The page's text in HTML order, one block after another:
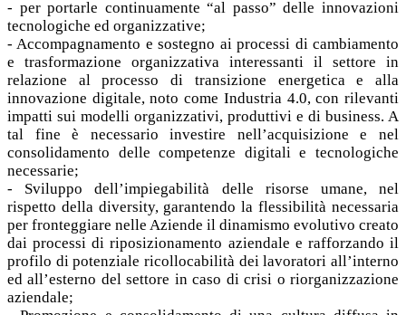
- per portarle continuamente “al passo” delle innovazioni
tecnologiche ed organizzative;
- Accompagnamento e sostegno ai processi di cambiamento
e trasformazione organizzativa interessanti il settore in
relazione al processo di transizione energetica e alla
innovazione digitale, noto come Industria 4.0, con rilevanti
impatti sui modelli organizzativi, produttivi e di business. A
tal fine è necessario investire nell’acquisizione e nel
consolidamento delle competenze digitali e tecnologiche
necessarie;
- Sviluppo dell’impiegabilità delle risorse umane, nel
rispetto della diversity, garantendo la flessibilità necessaria
per fronteggiare nelle Aziende il dinamismo evolutivo creato
dai processi di riposizionamento aziendale e rafforzando il
profilo di potenziale ricollocabilità dei lavoratori all’interno
ed all’esterno del settore in caso di crisi o riorganizzazione
aziendale;